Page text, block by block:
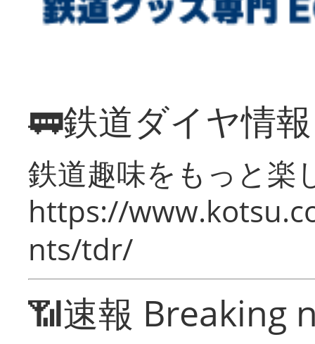
🚃鉄道ダイヤ情
鉄道趣味をもっと楽
https://
nts/tdr/
📶速報 Breaking